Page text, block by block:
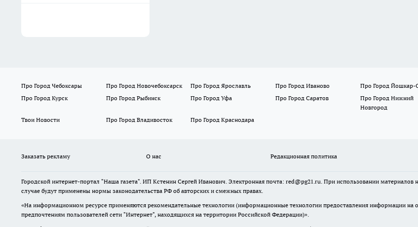
Про Город Чебоксары Про Город Новочебоксарск Про Город Ярославль Про Город Иваново
Про Город Йошкар-
Про Город Курск
Про Город Рыбинск Про Город Уфа Про Город Саратов
Про Город Нижний
Новгород
Твои Новости
Про Город Владивосток Про Город Краснодара
Заказать рекламу О нас Редакционная политика
Городской интернет-портал "Наша газета". ИП Кстенин Сергей Иванович. Электронная почта: red@pg21.ru. При использовании материалов
случае будут применены нормы законодательства РФ об авторских и смежных правах.
«На информационном ресурсе применяются рекомендательные технологии (информационные технологии предоставления информации на
предпочтениям пользователей сети "Интернет", находящихся на территории Российской Федерации)».